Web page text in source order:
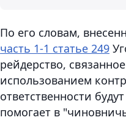
По его словам,
часть 1-1 статье 249
рейдерство,
использованием
ответственности
помогает в